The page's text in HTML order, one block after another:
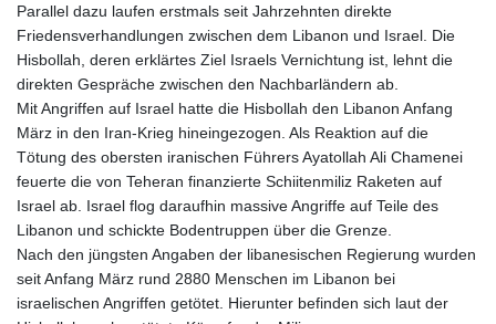
3597.347644
MOP 8.079926
MRU 40.090379
MUR 47.050378
MVR 15.450378
MWK
1737.000345
MXN 17.136204
MYR 4.090104
MZN 63.905039
NAD 16.250377
NGN
1364.860377
Parallel dazu laufen erstmals seit Jahrzehnten direkte
Friedensverhandlungen zwischen dem Libanon und Israel. Die
Hisbollah, deren erklärtes Ziel Israels Vernichtung ist, lehnt die
direkten Gespräche zwischen den Nachbarländern ab.
Mit Angriffen auf Israel hatte die Hisbollah den Libanon Anfang
März in den Iran-Krieg hineingezogen. Als Reaktion auf die
Tötung des obersten iranischen Führers Ayatollah Ali Chamenei
feuerte die von Teheran finanzierte Schiitenmiliz Raketen auf
Israel ab. Israel flog daraufhin massive Angriffe auf Teile des
Libanon und schickte Bodentruppen über die Grenze.
Nach den jüngsten Angaben der libanesischen Regierung wurden
seit Anfang März rund 2880 Menschen im Libanon bei
israelischen Angriffen getötet. Hierunter befinden sich laut der